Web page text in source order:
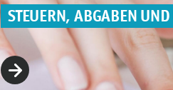
STEUERN, ABGABEN